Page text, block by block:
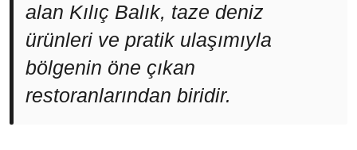
alan Kılıç Balık, taze deniz
ürünleri ve pratik ulaşımıyla
bölgenin öne çıkan
restoranlarından biridir.